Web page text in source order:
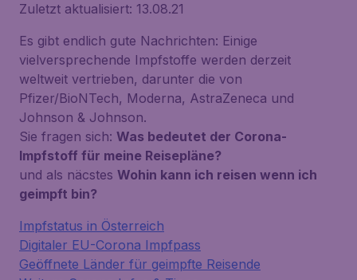
Zuletzt aktualisiert: 13.08.21
Es gibt endlich gute Nachrichten: Einige
vielversprechende Impfstoffe werden derzeit
weltweit vertrieben, darunter die von
Pfizer/BioNTech, Moderna, AstraZeneca und
Johnson & Johnson.
Sie fragen sich: Was bedeutet der Corona-
Impfstoff für meine Reisepläne?
und als näcstes Wohin kann ich reisen wenn ich
geimpft bin?
Impfstatus in Österreich
Digitaler EU-Corona Impfpass
Geöffnete Länder für geimpfte Reisende